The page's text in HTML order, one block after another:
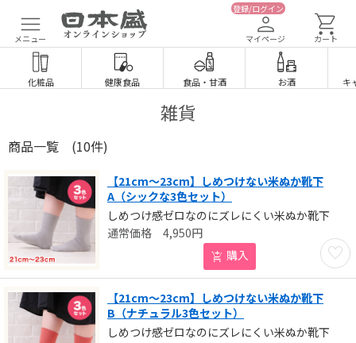
メニュー
登録/ログイン
マイページ カート
化粧品 健康食品 食品・ 甘酒 お酒 キ
雑貨
商品一覧 (10件)
【21cm～23cm】しめつけない米ぬか靴下
A（シックな3色セット）
しめつけ感ゼロなのにズレにくい米ぬか靴下
お気
4,950円
購入
【21cm～23cm】しめつけない米ぬか靴下
B（ナチュラル3色セット）
しめつけ感ゼロなのにズレにくい米ぬか靴下